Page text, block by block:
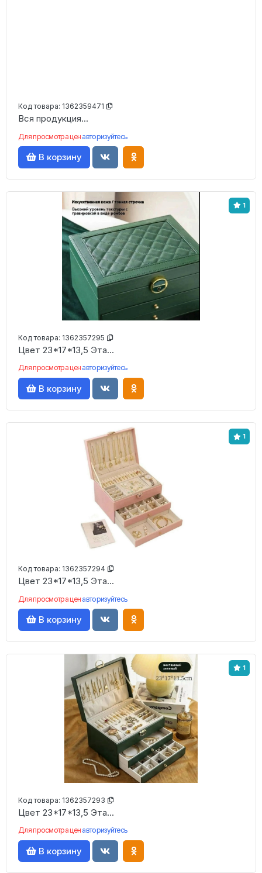
Код товара: 1362359471
Вся продукция...
Для просмотра цен авторизуйтесь
В корзину
1
Код товара: 1362357295
Цвет 23*17*13,5 Эта...
Для просмотра цен авторизуйтесь
В корзину
1
Код товара: 1362357294
Цвет 23*17*13,5 Эта...
Для просмотра цен авторизуйтесь
В корзину
1
Код товара: 1362357293
Цвет 23*17*13,5 Эта...
Для просмотра цен авторизуйтесь
В корзину